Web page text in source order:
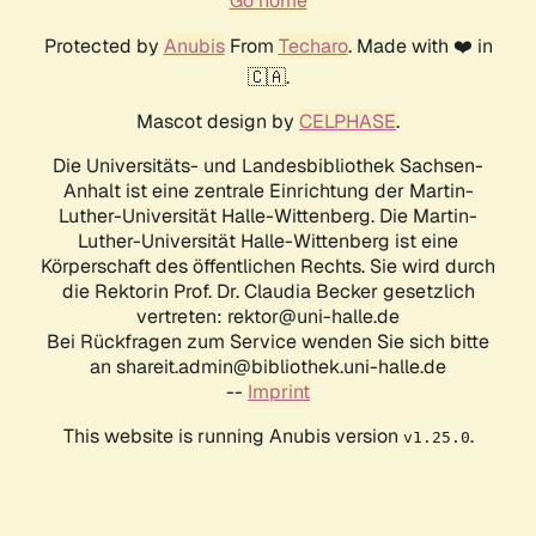
Protected by AnubisFrom Techaro. Made with ❤️ in
🇨🇦.
Mascot design by CELPHASE.
Die Universitäts- und Landesbibliothek Sachsen-
Anhalt ist eine zentrale Einrichtung der Martin-
Luther-Universität Halle-Wittenberg. Die Martin-
Luther-Universität Halle-Wittenberg ist eine
Körperschaft des öffentlichen Rechts. Sie wird durch
die Rektorin Prof. Dr. Claudia Becker gesetzlich
vertreten: rektor@uni-halle.de
Bei Rückfragen zum Service wenden Sie sich bitte
an shareit.admin@bibliothek.uni-halle.de
-- Imprint
This website is running Anubis version v1.25.0.